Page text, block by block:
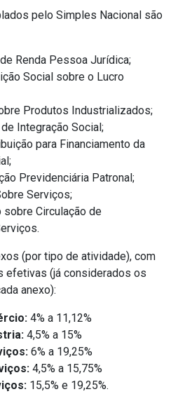
pelo Simples Nacional são
Renda Pessoa Jurídica;
Social sobre o Lucro
Produtos Industrializados;
Integração Social;
para Financiamento da
Previdenciária Patronal;
Serviços;
Circulação de
(por tipo de atividade), com
efetivas (já considerados os
anexo):
4% a 11,12%
4,5% a 15%
6% a 19,25%
4,5% a 15,75%
15,5% e 19,25%.